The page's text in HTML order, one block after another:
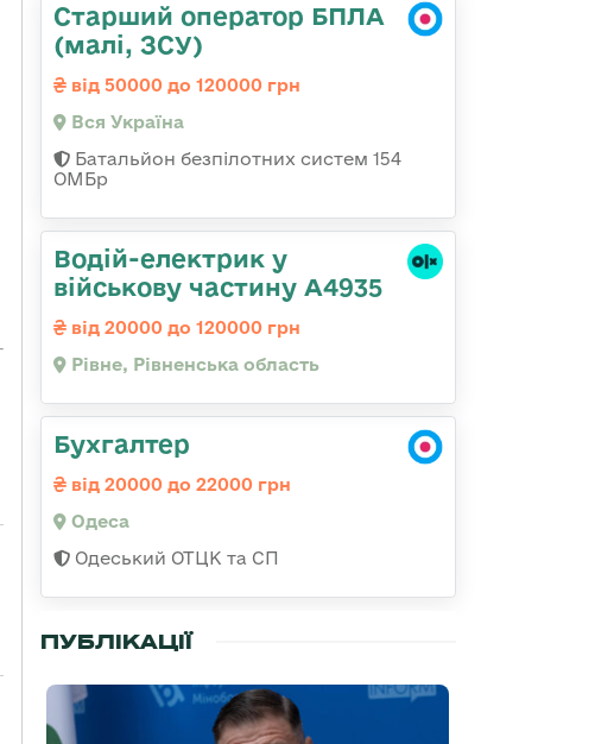
Старший оператор БПЛА
(малі, ЗСУ)
від 50000 до 120000 грн
Вся Україна
Батальйон безпілотних систем 154
ОМБр
Водій-електрик у
військову частину А4935
від 20000 до 120000 грн
Рівне, Рівненська область
Бухгалтер
від 20000 до 22000 грн
Одеса
Одеський ОТЦК та СП
ПУБЛІКАЦІЇ